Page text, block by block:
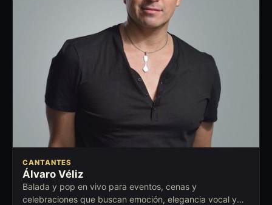
CANTANTES
Álvaro Véliz
Balada y pop en vivo para eventos, cenas y
celebraciones que buscan emoción, elegancia vocal y